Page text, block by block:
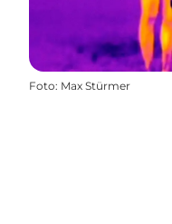
Foto: Max Stürmer